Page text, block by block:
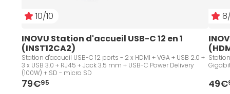
10/10
INOVU Station d'accueil USB-C 12 en 1
(INST12CA2)
Station d'accueil USB-C 12 ports - 2 x HDMI + VGA + USB 2.0 +
3 x USB 3.0 + RJ45 + Jack 3.5 mm + USB-C Power Delivery
(100W) + SD - micro SD
79€95 49€